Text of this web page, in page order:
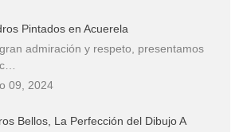
Pintados en Acuerela
admiración y respeto, presentamos
09, 2024
Bellos, La Perfección del Dibujo A